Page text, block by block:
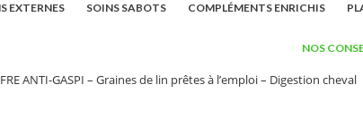
EXTERNES SOINS SABOTS COMPLÉMENTS ENRICHIS
NOS
ANTI-GASPI – Graines de lin prêtes à l’emploi – Digestion cheval